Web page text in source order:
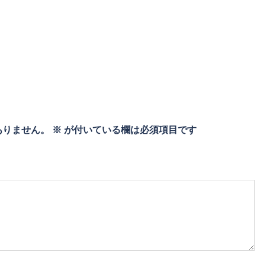
ません。 ※ が付いている欄は必須項目です